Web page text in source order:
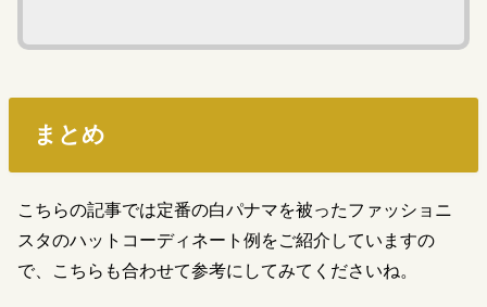
まとめ
こちらの記事では定番の白パナマを被ったファッショニ
スタのハットコーディネート例をご紹介していますの
で、こちらも合わせて参考にしてみてくださいね。